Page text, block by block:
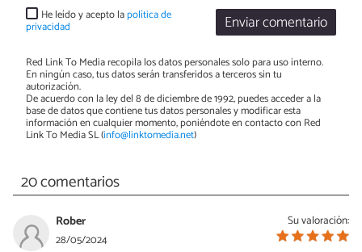
Enviar comentario
He leído y acepto lapolítica de
privacidad
Red Link To Media recopila los datos personales solo para uso interno.
En ningún caso, tus datos serán transferidos a terceros sin tu
autorización.
De acuerdo con la ley del 8 de diciembre de 1992, puedes acceder a la
base de datos que contiene tus datos personales y modificar esta
información en cualquier momento, poniéndote en contacto con Red
Link To Media SL (info@linktomedia.net)
20 comentarios
Su valoración:
Rober
28/05/2024